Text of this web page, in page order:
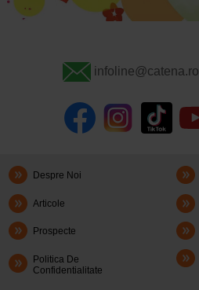
infoline@catena.ro
Despre Noi
Articole
Prospecte
Politica De
Confidentialitate